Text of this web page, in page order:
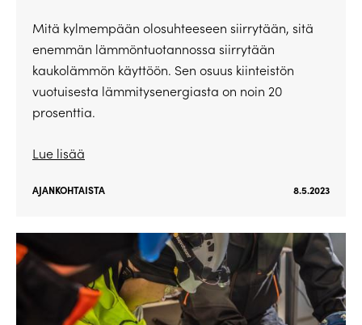
Mitä kylmempään olosuhteeseen siirrytään, sitä
enemmän lämmöntuotannossa siirrytään
kaukolämmön käyttöön. Sen osuus kiinteistön
vuotuisesta lämmitysenergiasta on noin 20
prosenttia.
Lue lisää
AJANKOHTAISTA 8.5.2023